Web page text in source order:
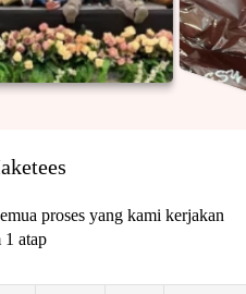
proses yang kami kerjakan
1 atap